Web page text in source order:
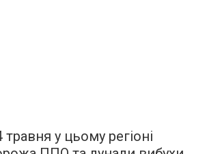
у цьому регіоні